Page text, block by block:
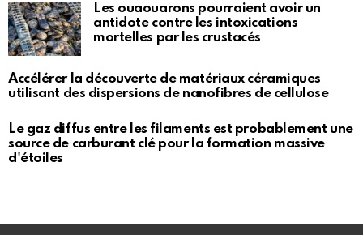
Les ouaouarons pourraient avoir un
antidote contre les intoxications
mortelles par les crustacés
Accélérer la découverte de matériaux céramiques
utilisant des dispersions de nanofibres de cellulose
Le gaz diffus entre les filaments est probablement une
source de carburant clé pour la formation massive
d'étoiles